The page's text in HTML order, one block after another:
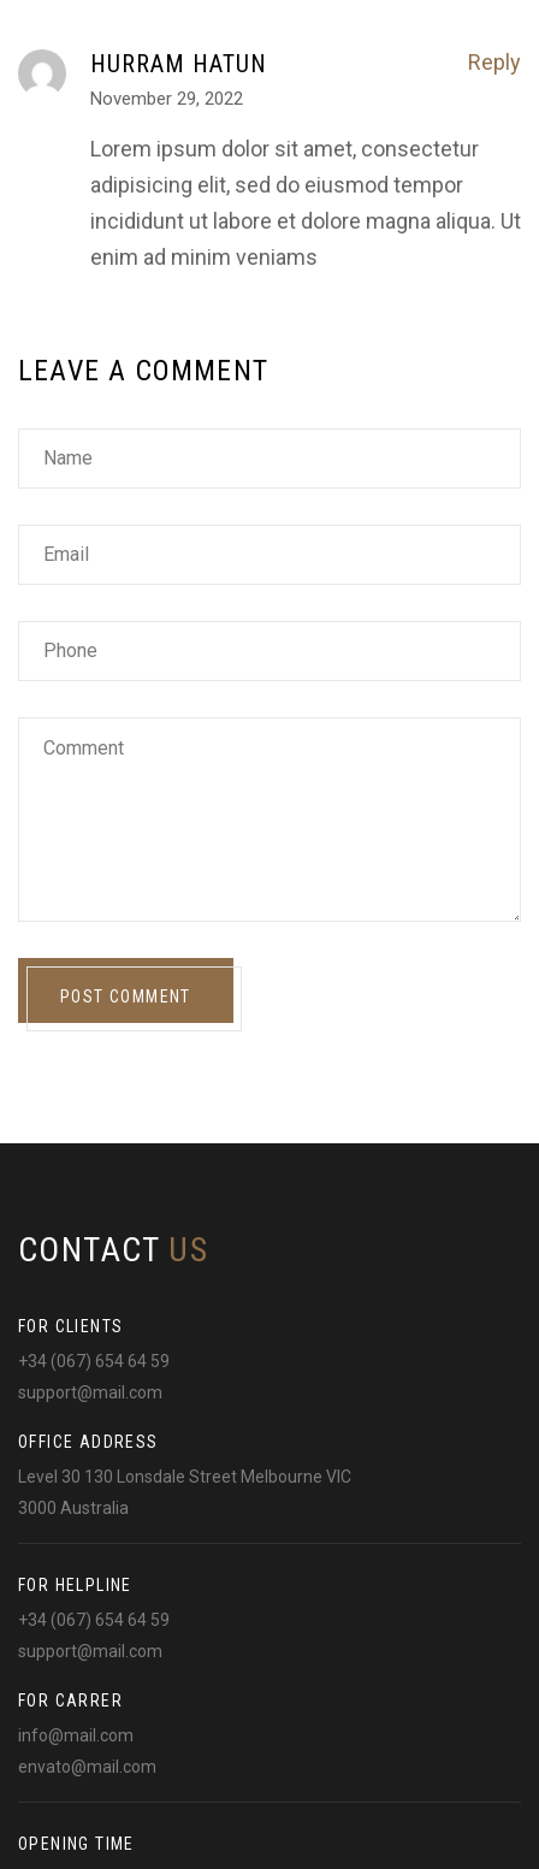
HURRAM HATUN
November 29, 2022
Reply
Lorem ipsum dolor sit amet, consectetur
adipisicing elit, sed do eiusmod tempor
incididunt ut labore et dolore magna aliqua. Ut
enim ad minim veniams
LEAVE A COMMENT
POST COMMENT
CONTACT US
FOR CLIENTS
+34 (067) 654 64 59
support@mail.com
OFFICE ADDRESS
Level 30 130 Lonsdale Street Melbourne VIC
3000 Australia
FOR HELPLINE
+34 (067) 654 64 59
support@mail.com
FOR CARRER
info@mail.com
envato@mail.com
OPENING TIME